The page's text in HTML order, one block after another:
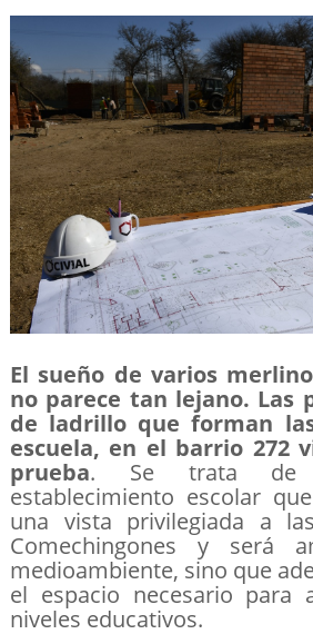
El sueño de varios
no parece tan lejano. Las
de ladrillo que forman
escuela, en el barrio 272
prueba. Se trata de
establecimiento escolar
una vista privilegiada a
Comechingones y será
medioambiente, sino que
el espacio necesario para
niveles educativos.